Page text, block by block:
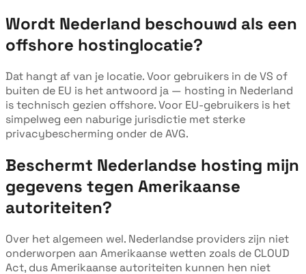
Wordt Nederland beschouwd als een
offshore hostinglocatie?
Dat hangt af van je locatie. Voor gebruikers in de VS of
buiten de EU is het antwoord ja — hosting in Nederland
is technisch gezien offshore. Voor EU-gebruikers is het
simpelweg een naburige jurisdictie met sterke
privacybescherming onder de AVG.
Beschermt Nederlandse hosting mijn
gegevens tegen Amerikaanse
autoriteiten?
Over het algemeen wel. Nederlandse providers zijn niet
onderworpen aan Amerikaanse wetten zoals de CLOUD
Act, dus Amerikaanse autoriteiten kunnen hen niet